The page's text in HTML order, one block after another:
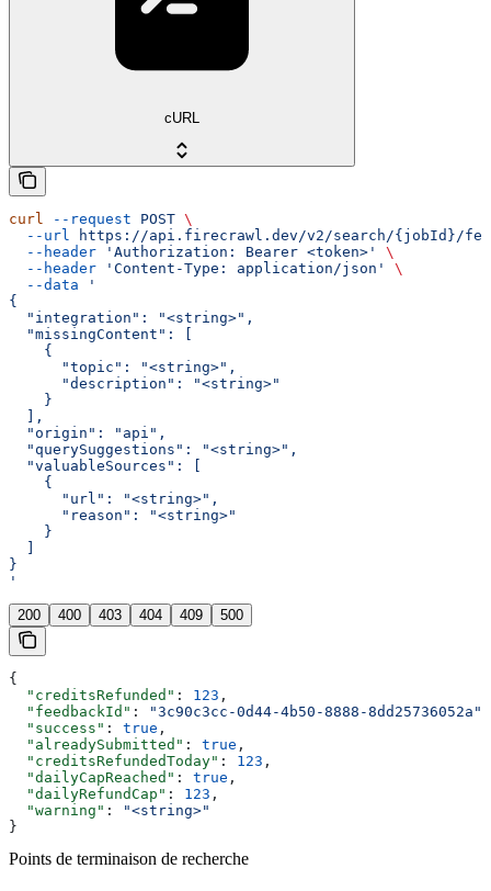
cURL
curl --request POST \
  --url
https://api.firecrawl.dev/v2/search/{jobId}/
  --header
'Authorization: Bearer <token>'
\
  --header
'Content-Type: application/json'
\
  --data
'
{
  "integration": "<string>",
  "missingContent": [
    {
      "topic": "<string>",
      "description": "<string>"
    }
  ],
  "origin": "api",
  "querySuggestions": "<string>",
  "valuableSources": [
    {
      "url": "<string>",
      "reason": "<string>"
    }
}
'
200 400 403 404 409 500
{
  "creditsRefunded"
: 123 ,
  "feedbackId"
: "3c90c3cc-0d44-4b50-8888-8dd25736052a"
  "success"
: true ,
  "alreadySubmitted"
: true ,
  "creditsRefundedToday"
: 123 ,
  "dailyCapReached"
: true ,
  "dailyRefundCap"
: 123 ,
  "warning"
:
"<string>"
}
Points de terminaison de recherche